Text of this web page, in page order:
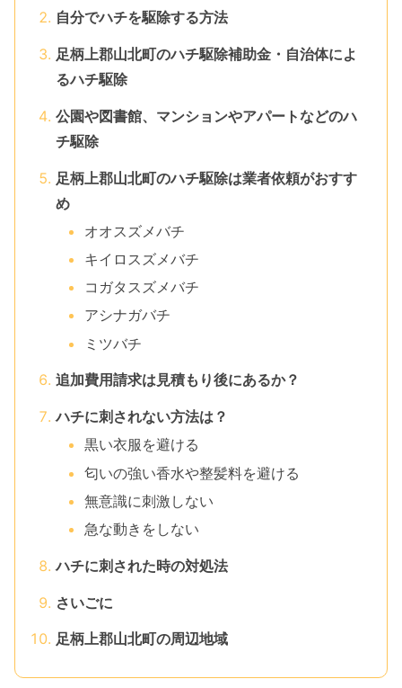
自分でハチを駆除する方法
足柄上郡山北町のハチ駆除補助金・自治体によ
るハチ駆除
公園や図書館、マンションやアパートなどのハ
チ駆除
足柄上郡山北町のハチ駆除は業者依頼がおすす
め
オオスズメバチ
キイロスズメバチ
コガタスズメバチ
アシナガバチ
ミツバチ
追加費用請求は見積もり後にあるか？
ハチに刺されない方法は？
黒い衣服を避ける
匂いの強い香水や整髪料を避ける
無意識に刺激しない
急な動きをしない
ハチに刺された時の対処法
さいごに
足柄上郡山北町の周辺地域